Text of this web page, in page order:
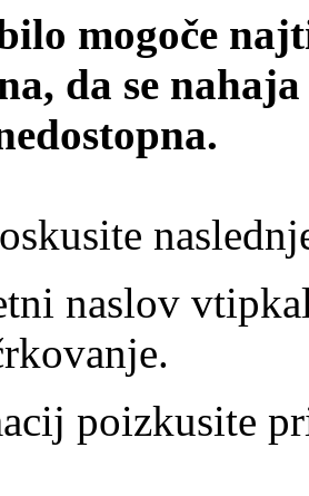
mogoče
da se
naslov
poizkusite